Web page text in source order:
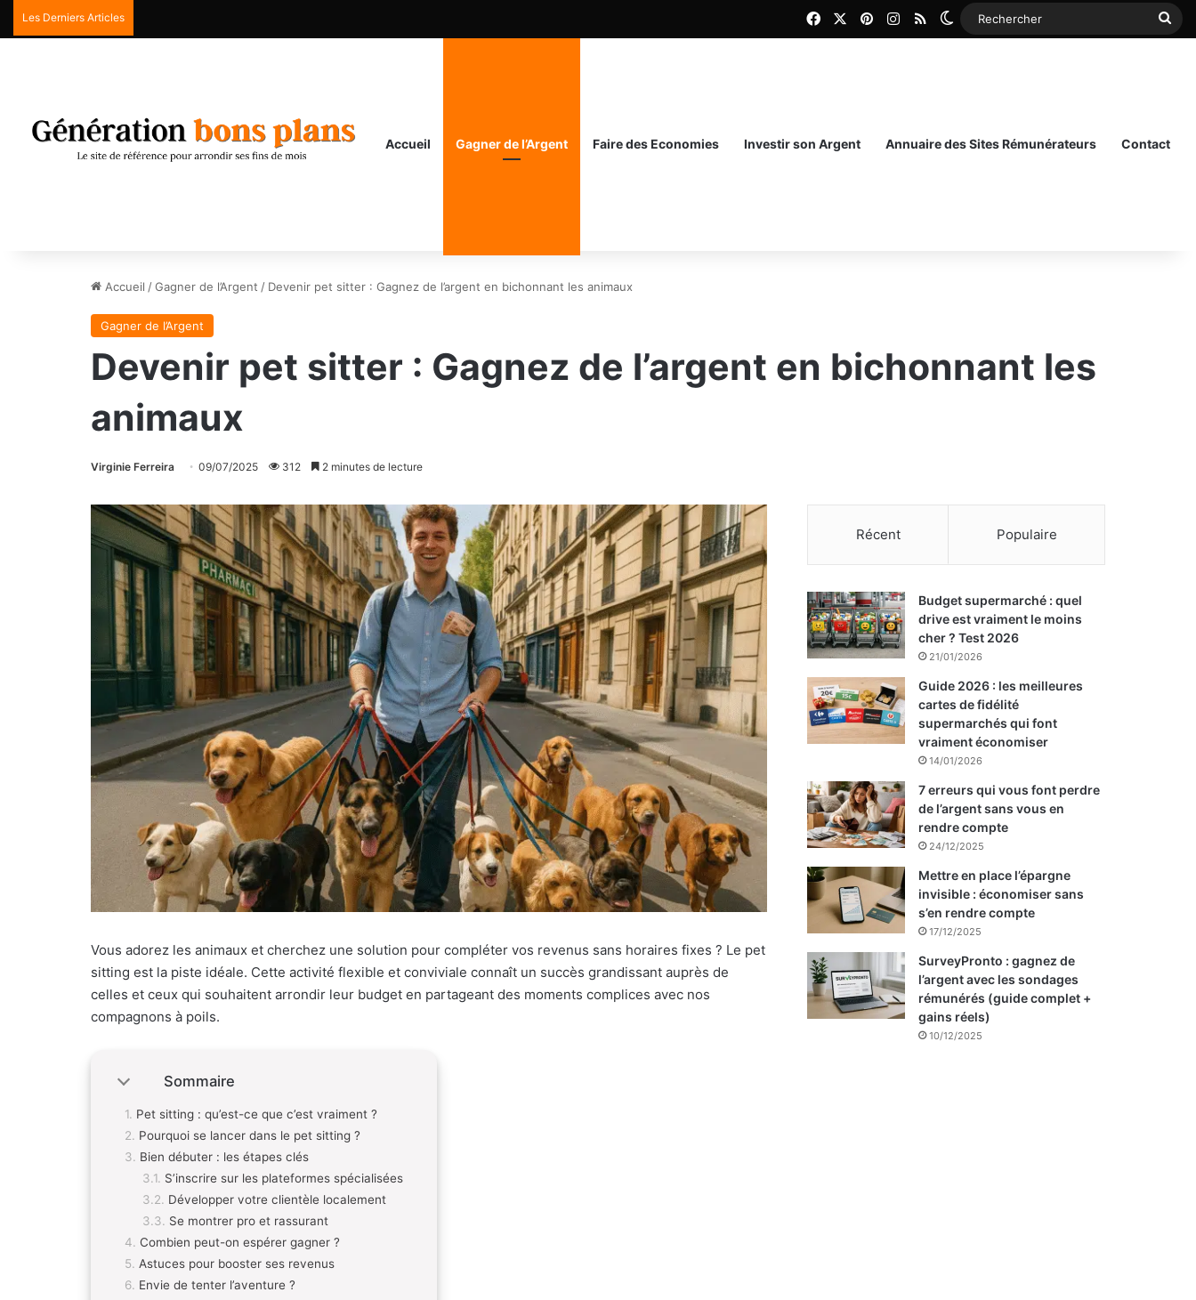
Les Derniers Articles FacebookPinterestInstagram
RSS Switch skin
Accueil Gagner de l’Argent Faire des Economies Investir son Argent Annuaire des Sites Rémunérateurs Contact
Accueil /Gagner de l’Argent / Devenir pet sitter : Gagnez de l’argent en bichonnant les animaux
Gagner de l’Argent
Devenir pet sitter : Gagnez de l’argent en bichonnant les
animaux
Virginie Ferreira 09/07/2025 312 2 minutes de lecture
Vous adorez les animaux et cherchez une solution pour compléter vos revenus sans horaires fixes ? Le pet
sitting est la piste idéale. Cette activité flexible et conviviale connaît un succès grandissant auprès de
celles et ceux qui souhaitent arrondir leur budget en partageant des moments complices avec nos
compagnons à poils.
Sommaire
Pet sitting : qu’est-ce que c’est vraiment ?
Pourquoi se lancer dans le pet sitting ?
Bien débuter : les étapes clés
S’inscrire sur les plateformes spécialisées
Développer votre clientèle localement
Se montrer pro et rassurant
Combien peut-on espérer gagner ?
Astuces pour booster ses revenus
Envie de tenter l’aventure ?
Récent Populaire
Budget supermarché : quel
drive est vraiment le moins
cher ? Test 2026
21/01/2026
Guide 2026 : les meilleures
cartes de fidélité
supermarchés qui font
vraiment économiser
14/01/2026
7 erreurs qui vous font perdre
de l’argent sans vous en
rendre compte
24/12/2025
Mettre en place l’épargne
invisible : économiser sans
s’en rendre compte
17/12/2025
SurveyPronto : gagnez de
l’argent avec les sondages
rémunérés (guide complet +
gains réels)
10/12/2025